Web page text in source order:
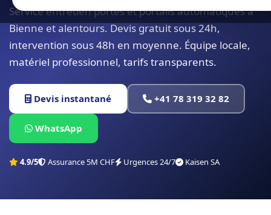
Service entretien portes et portails automatiques à
Bienne et alentours. Devis gratuit sous 24h,
intervention sous 48h en moyenne. Équipe locale,
matériel professionnel, tarifs transparents.
Devis instantané +41 78 319 32 82
WhatsApp
4.9/5 Assurance 5M CHF Urgences 24/7 Kaisen SA